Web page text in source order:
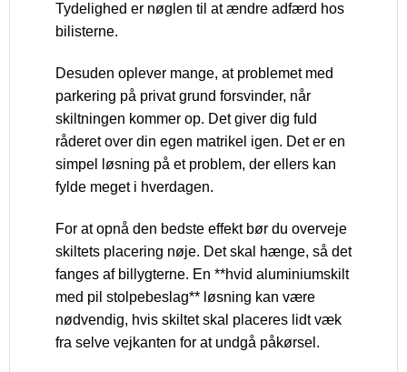
Tydelighed er nøglen til at ændre adfærd hos
bilisterne.
Desuden oplever mange, at problemet med
parkering på privat grund forsvinder, når
skiltningen kommer op. Det giver dig fuld
råderet over din egen matrikel igen. Det er en
simpel løsning på et problem, der ellers kan
fylde meget i hverdagen.
For at opnå den bedste effekt bør du overveje
skiltets placering nøje. Det skal hænge, så det
fanges af billygterne. En **hvid aluminiumskilt
med pil stolpebeslag** løsning kan være
nødvendig, hvis skiltet skal placeres lidt væk
fra selve vejkanten for at undgå påkørsel.